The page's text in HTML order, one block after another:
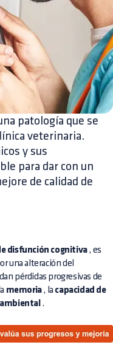
patología que se
veterinaria.
y sus
para dar con un
de calidad de
disfunción cognitiva, es
una alteración del
pérdidas progresivas de
memoria, la capacidad de
.